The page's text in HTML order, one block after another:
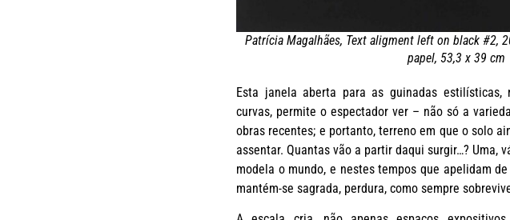
Patrícia Magalhães, Text aligment left on black #2,
papel, 53,3 x 39 cm
Esta janela aberta para as guinadas
curvas, permite o espectador ver – não só a
obras recentes; e portanto, terreno em que o solo
assentar. Quantas vão a partir daqui surgir…? Uma,
modela o mundo, e nestes tempos que apelidam de
mantém-se sagrada, perdura, como sempre